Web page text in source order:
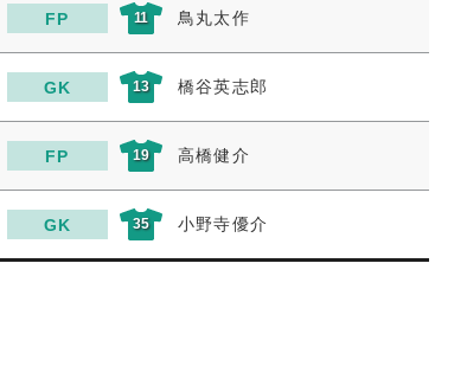
FP 11 鳥丸太作
GK 13 橋谷英志郎
FP 19 高橋健介
GK 35 小野寺優介